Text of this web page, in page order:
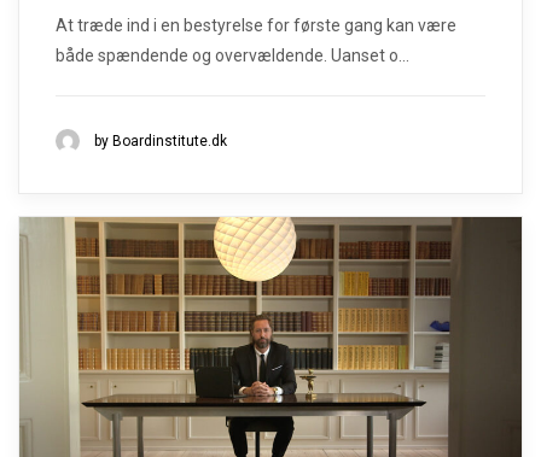
At træde ind i en bestyrelse for første gang kan være
både spændende og overvældende. Uanset o...
by Boardinstitute.dk